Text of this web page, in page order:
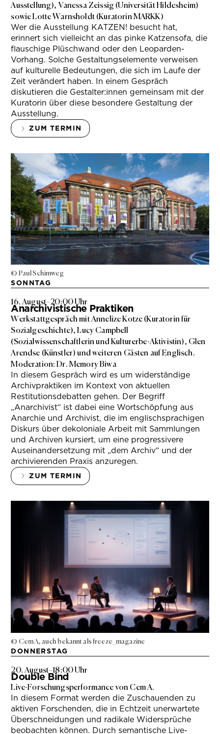
Ausstellung), Vanessa Zeissig (Universität Hildesheim)
sowie Lotte Warnsholdt (Kuratorin MARKK)
Wer die Ausstellung KATZEN! besucht hat,
erinnert sich vielleicht an das pinke Katzensofa, die
flauschige Plüschwand oder den Leoparden-
Vorhang. Solche Gestaltungselemente verweisen
auf kulturelle Bedeutungen, die sich im Laufe der
Zeit verändert haben. In einem Gespräch
diskutieren die Gestalter:innen gemeinsam mit der
Kuratorin über diese besondere Gestaltung der
Ausstellung.
ZUM TERMIN
© Paul Schimweg
SONNTAG
16. August–20:00 Uhr
Anarchivistische Praktiken
Werkstattgespräch mit Annelize Kotze (Kuratorin für
Sozialgeschichte), Lucy Campbell
(Sozialwissenschaftlerin und Kulturerbe-Aktivistin), Glen
Arendse (Künstler) und weiteren Gästen auf Englisch.
Moderation: Dr. Memory Biwa
In diesem Gespräch wird es um widerständige
Archivpraktiken im Kontext von aktuellen
Restitutionsdebatten gehen. Der Begriff
„Anarchivist“ ist dabei eine Wortschöpfung aus
Anarchie und Archivist, die im englischsprachigen
Diskurs über dekoloniale Arbeit mit Sammlungen
und Archiven kursiert, um eine progressivere
Auseinandersetzung mit „dem Archiv“ und der
archivierenden Praxis anzuregen.
ZUM TERMIN
© Cem A, auch bekannt als freeze_magazine
DONNERSTAG
20. August–18:00 Uhr
Double Bind
Live-Forschungsperformance von Cem A.
In diesem Format werden die Zuschauenden zu
aktiven Forschenden, die in Echtzeit unerwartete
Überschneidungen und radikale Widersprüche
beobachten können. Durch semantische Live-